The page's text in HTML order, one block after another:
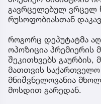
გავრცელებულ ვრცელ
რუსოფობიასთან
როგორც დეპუტატმა
ოპოზიცია პრემიერის
შეკითხვებს გაურბის,
მათთვის საქართველო
მნიშვნელოვანია
მოსდით გარედან.